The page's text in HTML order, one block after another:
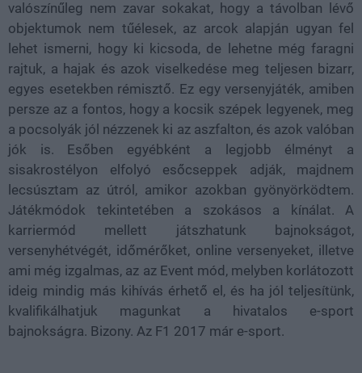
valószínűleg nem zavar sokakat, hogy a távolban lévő
objektumok nem tűélesek, az arcok alapján ugyan fel
lehet ismerni, hogy ki kicsoda, de lehetne még faragni
rajtuk, a hajak és azok viselkedése meg teljesen bizarr,
egyes esetekben rémisztő. Ez egy versenyjáték, amiben
persze az a fontos, hogy a kocsik szépek legyenek, meg
a pocsolyák jól nézzenek ki az aszfalton, és azok valóban
jók is. Esőben egyébként a legjobb élményt a
sisakrostélyon elfolyó esőcseppek adják, majdnem
lecsúsztam az útról, amikor azokban gyönyörködtem.
Játékmódok tekintetében a szokásos a kínálat. A
karriermód mellett játszhatunk bajnokságot,
versenyhétvégét, időmérőket, online versenyeket, illetve
ami még izgalmas, az az Event mód, melyben korlátozott
ideig mindig más kihívás érhető el, és ha jól teljesítünk,
kvalifikálhatjuk magunkat a hivatalos e-sport
bajnokságra. Bizony. Az F1 2017 már e-sport.